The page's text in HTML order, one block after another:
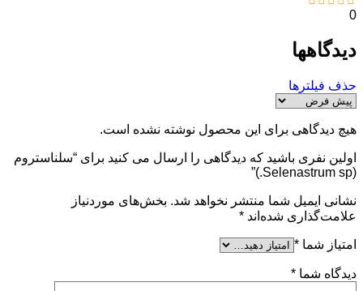
0
دیدگاهها
حذف فیلترها
هیچ دیدگاهی برای این محصول نوشته نشده است.
اولین نفری باشید که دیدگاهی را ارسال می کنید برای “سلناستروم
(Selenastrum sp.)”
نشانی ایمیل شما منتشر نخواهد شد. بخش‌های موردنیاز
علامت‌گذاری شده‌اند *
امتیاز شما *
دیدگاه شما *